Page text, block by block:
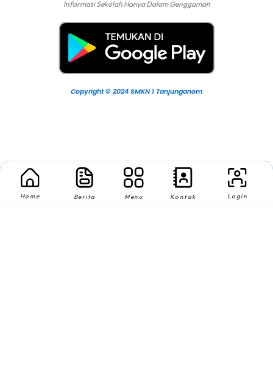
Informasi Sekolah Hanya Dalam Genggaman
Copyright © 2024 SMKN 1 Tanjunganom
Home Berita Menu Kontak Login